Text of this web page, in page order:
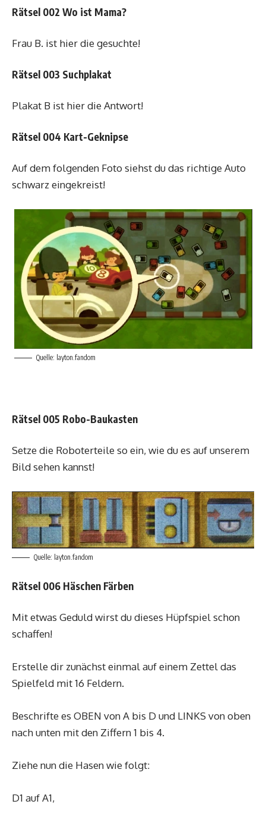
Rätsel 002 Wo ist Mama?
Frau B. ist hier die gesuchte!
Rätsel 003 Suchplakat
Plakat B ist hier die Antwort!
Rätsel 004 Kart-Geknipse
Auf dem folgenden Foto siehst du das richtige Auto
schwarz eingekreist!
Quelle: layton.fandom
Rätsel 005 Robo-Baukasten
Setze die Roboterteile so ein, wie du es auf unserem
Bild sehen kannst!
Quelle: layton.fandom
Rätsel 006 Häschen Färben
Mit etwas Geduld wirst du dieses Hüpfspiel schon
schaffen!
Erstelle dir zunächst einmal auf einem Zettel das
Spielfeld mit 16 Feldern.
Beschrifte es OBEN von A bis D und LINKS von oben
nach unten mit den Ziffern 1 bis 4.
Ziehe nun die Hasen wie folgt:
D1 auf A1,